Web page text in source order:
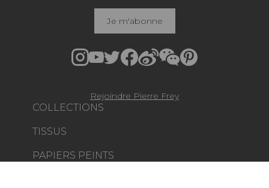
COLLECTIONS
TISSUS
PAPIERS PEINTS
Je m'abonne
Rejoindre Pierre Frey